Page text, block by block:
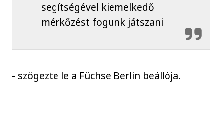
segítségével kiemelkedő
mérkőzést fogunk játszani
- szögezte le a Füchse Berlin beállója.